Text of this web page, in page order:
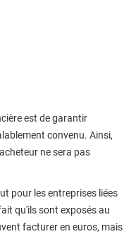
est de garantir
convenu. Ainsi,
ne sera pas
pour les entreprises liées
qu'ils sont exposés au
facturer en euros, mais